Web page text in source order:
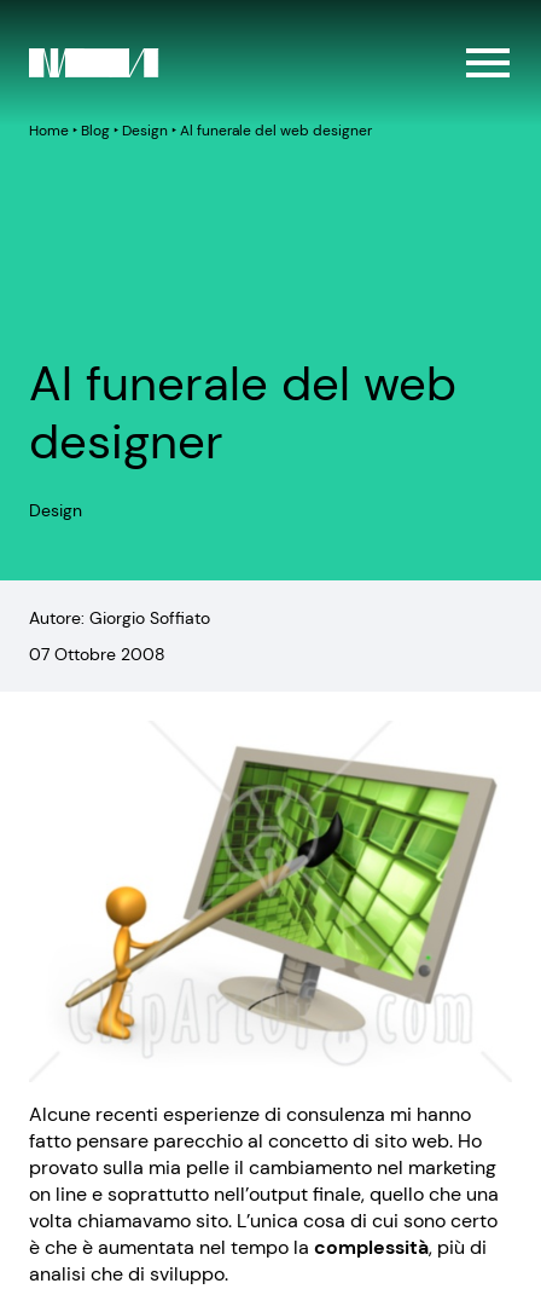
Home‣ Blog‣ Design‣Al funerale del web designer
Al funerale del web
designer
Design
Autore: Giorgio Soffiato
07 Ottobre 2008
Alcune recenti esperienze di consulenza mi hanno
fatto pensare parecchio al concetto di sito web. Ho
provato sulla mia pelle il cambiamento nel marketing
on line e soprattutto nell’output finale, quello che una
volta chiamavamo sito. L’unica cosa di cui sono certo
è che è aumentata nel tempo la complessità, più di
analisi che di sviluppo.